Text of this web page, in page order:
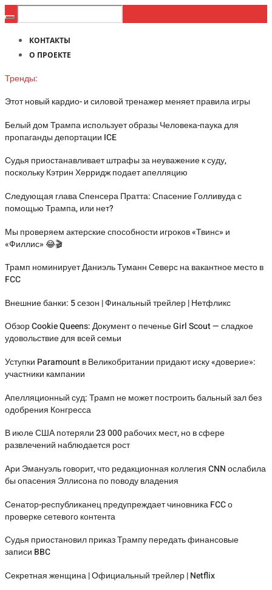
КОНТАКТЫ
О ПРОЕКТЕ
Тренды:
Этот новый кардио- и силовой тренажер меняет правила игры
Белый дом Трампа использует образы Человека-паука для
пропаганды депортации ICE
Судья приостанавливает штрафы за неуважение к суду,
поскольку Кэтрин Херридж подает апелляцию
Следующая глава Спенсера Пратта: Спасение Голливуда с
помощью Трампа, или нет?
Мы проверяем актерские способности игроков «Твинс» и
«Филлис» 😂🎬
Трамп номинирует Даниэль Туманн Северс на вакантное место в
FCC
Внешние банки: 5 сезон | Финальный трейлер | Нетфликс
Обзор Cookie Queens: Документ о печенье Girl Scout — сладкое
удовольствие для всей семьи
Уступки Paramount в Великобритании придают иску «доверие»:
участники кампании
Апелляционный суд: Трамп не может построить бальный зал без
одобрения Конгресса
В июле США потеряли 23 000 рабочих мест, но в сфере
развлечений наблюдается рост
Ари Эмануэль говорит, что редакционная коллегия CNN ослабила
бы опасения Эллисона по поводу владения
Сенатор-республиканец предупреждает чиновника FCC о
проверке сетевого контента
Судья приостановил приказ Трампу передать финансовые
записи BBC
Секретная женщина | Официальный трейлер | Netflix